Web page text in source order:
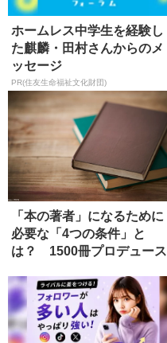
ホームレス中学生を経験し
た麒麟・田村さんからのメ
ッセージ
PR(住友生命福祉文化財団)
「本の著者」になるために
必要な「4つの条件」と
は？ 1500冊プロデュース